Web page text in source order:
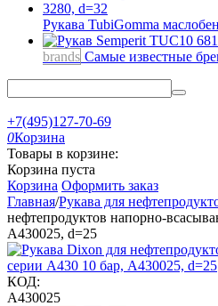
Рукава TubiGomma
brands Самые известные
+7(495)127-70-69
0Корзина
Товары в корзине:
Корзина пуста
Корзина Оформить заказ
Главная/Рукава для
нефтепродуктов напорно-
A430025, d=25
КОД:
A430025